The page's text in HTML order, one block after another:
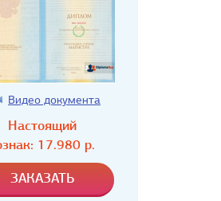
Видео документа
Настоящий
17.980р.